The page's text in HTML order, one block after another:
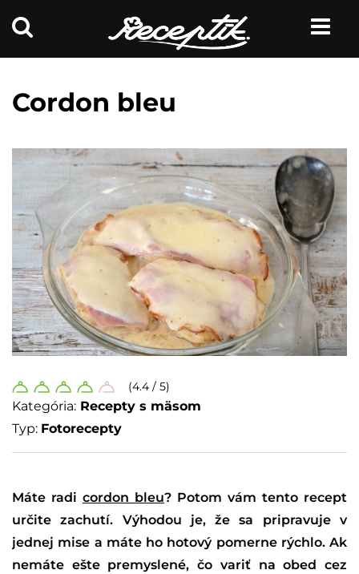
Cordon bleu
(4.4 / 5)
Kategória: Recepty s mäsom
Typ: Fotorecepty
Máte radi cordon bleu? Potom vám tento recept
určite zachutí. Výhodou je, že sa pripravuje v
jednej mise a máte ho hotový pomerne rýchlo. Ak
nemáte ešte premyslené, čo variť na obed cez